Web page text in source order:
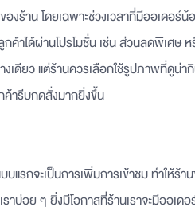
งร้าน โดยเฉพาะช่วงเวลาที่มีออเดอร์
ค้าได้ผ่านโปรโมชั่น เช่น ส่วนลดพิเศษ
งเดียว แต่ร้านควรเลือกใช้รูปภาพที่ดูน่า
ค้ารีบกดสั่งมากยิ่งขึ้น
รกจะเป็นการเพิ่มการเข้าชม ทำให้ร้า
าบ่อย ๆ ยิ่งมีโอกาสที่ร้านเราจะมีออเด